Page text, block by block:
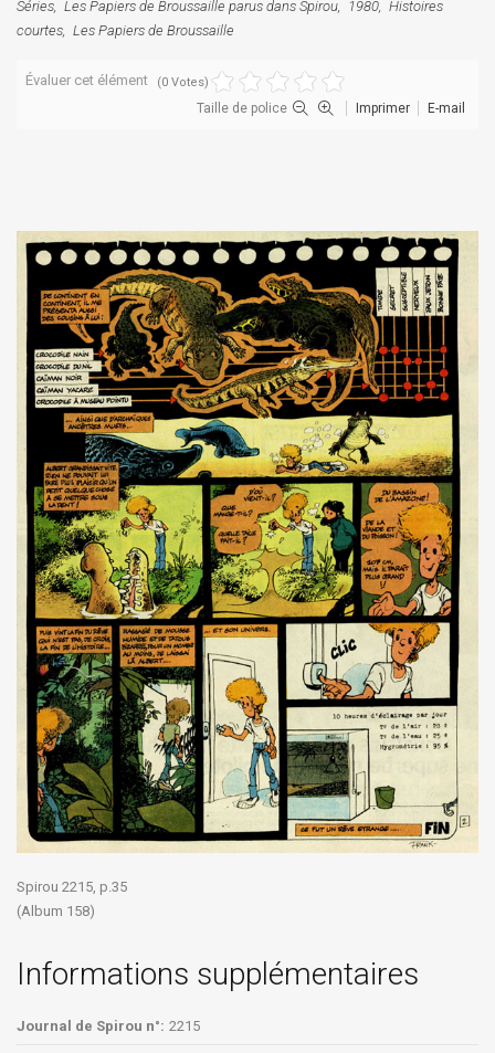
Séries Les Papiers de Broussaille parus dans Spirou 1980 Histoires
courtes Les Papiers de Broussaille
Évaluer cet élément (0 Votes)
Taille de police Imprimer E-mail
Spirou 2215, p.35
(Album 158)
Informations supplémentaires
Journal de Spirou n°: 2215